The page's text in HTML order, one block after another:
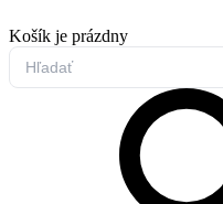
Košík je prázdny